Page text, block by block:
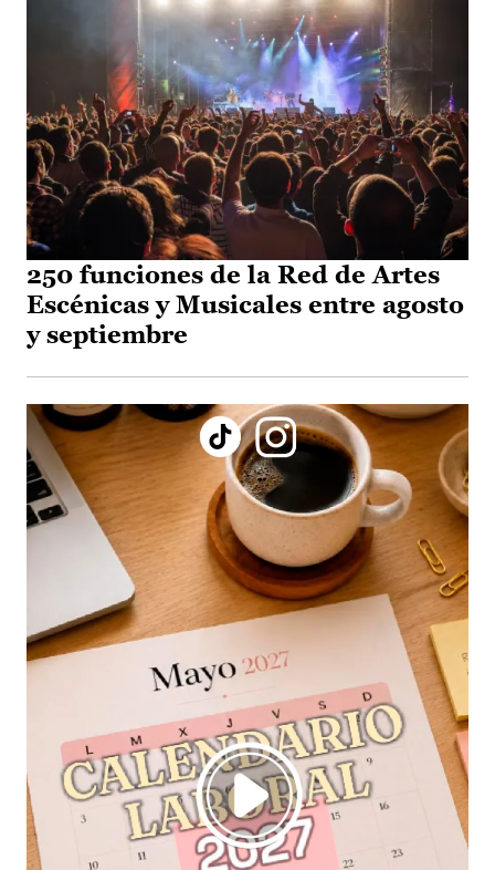
250 funciones de la Red de Artes
Escénicas y Musicales entre agosto
y septiembre